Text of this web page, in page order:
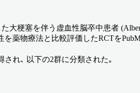
大梗塞を伴う虚血性脳卒中患者
薬物療法と比較評価したRCTを
れ､ 以下の2群に分類された｡